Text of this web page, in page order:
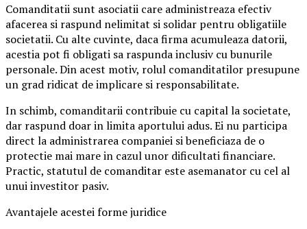
Comanditatii sunt asociatii care administreaza efectiv
afacerea si raspund nelimitat si solidar pentru obligatiile
societatii. Cu alte cuvinte, daca firma acumuleaza datorii,
acestia pot fi obligati sa raspunda inclusiv cu bunurile
personale. Din acest motiv, rolul comanditatilor presupune
un grad ridicat de implicare si responsabilitate.
In schimb, comanditarii contribuie cu capital la societate,
dar raspund doar in limita aportului adus. Ei nu participa
direct la administrarea companiei si beneficiaza de o
protectie mai mare in cazul unor dificultati financiare.
Practic, statutul de comanditar este asemanator cu cel al
unui investitor pasiv.
Avantajele acestei forme juridice